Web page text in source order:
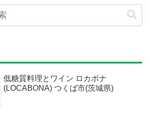
低糖質料理とワイン ロカボナ
(LOCABONA) つくば市(茨城県)